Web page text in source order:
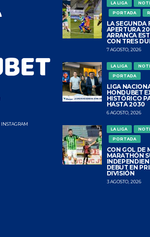
INSTAGRAM
LA LIGA
PORTADA
LA SEGUNDA
APERTURA
ARRANCA
CON TRES
7 AGOSTO, 2026
LA LIGA
PORTADA
LIGA
HONDUBET
HISTÓRICO
HASTA 2030
6 AGOSTO, 2026
LA LIGA
PORTADA
CON GOL DE
MARATHÓN
DEBUT EN
DIVISIÓN
3 AGOSTO, 2026